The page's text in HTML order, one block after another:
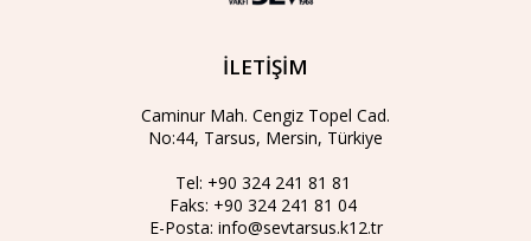
İLETİŞİM
Caminur Mah. Cengiz Topel Cad.
No:44, Tarsus, Mersin, Türkiye
Tel: +90 324 241 81 81
Faks: +90 324 241 81 04
E-Posta: info@sevtarsus.k12.tr